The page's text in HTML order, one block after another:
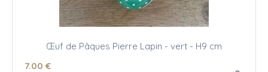
Œuf de Pâques Pierre Lapin - vert - H9 cm
7.00 €